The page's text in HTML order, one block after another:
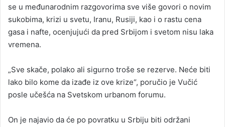
se u međunarodnim razgovorima sve više govori o novim
sukobima, krizi u svetu, Iranu, Rusiji, kao i o rastu cena
gasa i nafte, ocenjujući da pred Srbijom i svetom nisu laka
vremena.
„Sve skače, polako ali sigurno troše se rezerve. Neće biti
lako bilo kome da izađe iz ove krize“, poručio je Vučić
posle učešća na Svetskom urbanom forumu.
On je najavio da će po povratku u Srbiju biti održani